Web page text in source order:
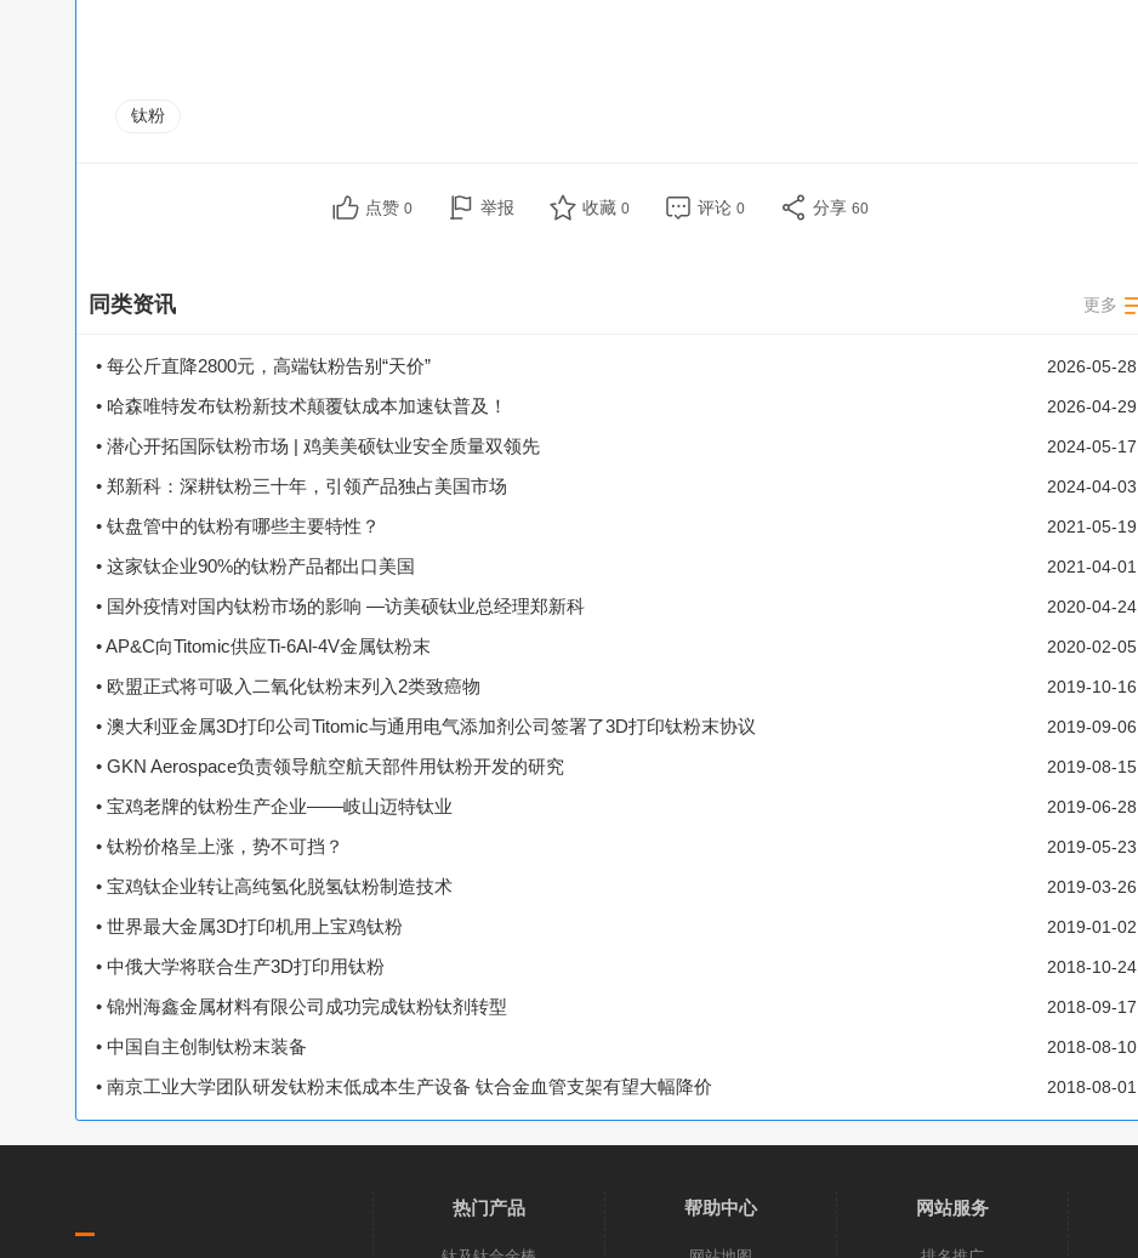
钛粉
点赞 0 举报 收藏 0 评论 0 分享 60
更多
同类资讯
2026-05-28
• 每公斤直降2800元，高端钛粉告别“天价”
2026-04-29
• 哈森唯特发布钛粉新技术颠覆钛成本加速钛普及！
2024-05-17
• 潜心开拓国际钛粉市场 | 鸡美美硕钛业安全质量双领先
2024-04-03
• 郑新科：深耕钛粉三十年，引领产品独占美国市场
2021-05-19
• 钛盘管中的钛粉有哪些主要特性？
2021-04-01
• 这家钛企业90%的钛粉产品都出口美国
2020-04-24
• 国外疫情对国内钛粉市场的影响 —访美硕钛业总经理郑新科
2020-02-05
• AP&C向Titomic供应Ti-6Al-4V金属钛粉末
2019-10-16
• 欧盟正式将可吸入二氧化钛粉末列入2类致癌物
2019-09-06
• 澳大利亚金属3D打印公司Titomic与通用电气添加剂公司签署了3D打印钛粉末协议
2019-08-15
• GKN Aerospace负责领导航空航天部件用钛粉开发的研究
2019-06-28
• 宝鸡老牌的钛粉生产企业——岐山迈特钛业
2019-05-23
• 钛粉价格呈上涨，势不可挡？
2019-03-26
• 宝鸡钛企业转让高纯氢化脱氢钛粉制造技术
2019-01-02
• 世界最大金属3D打印机用上宝鸡钛粉
2018-10-24
• 中俄大学将联合生产3D打印用钛粉
2018-09-17
• 锦州海鑫金属材料有限公司成功完成钛粉钛剂转型
2018-08-10
• 中国自主创制钛粉末装备
2018-08-01
• 南京工业大学团队研发钛粉末低成本生产设备 钛合金血管支架有望大幅降价
热门产品 帮助中心 网站服务